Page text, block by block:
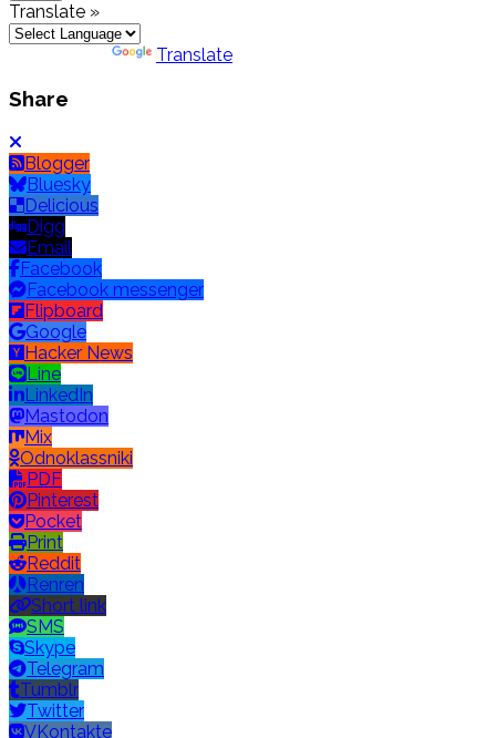
Translate »
Translate
Share
Blogger
Bluesky
Delicious
Digg
Email
Facebook
Facebook messenger
Flipboard
Google
Hacker News
Line
LinkedIn
Mastodon
Mix
Odnoklassniki
PDF
Pinterest
Pocket
Print
Reddit
Renren
Short link
SMS
Skype
Telegram
Tumblr
Twitter
VKontakte